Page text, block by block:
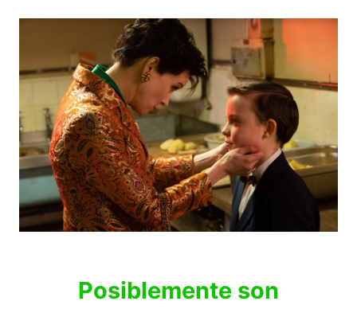
Posiblemente son